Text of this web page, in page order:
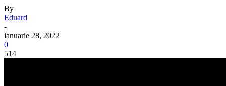
By
Eduard
-
ianuarie 28, 2022
0
514